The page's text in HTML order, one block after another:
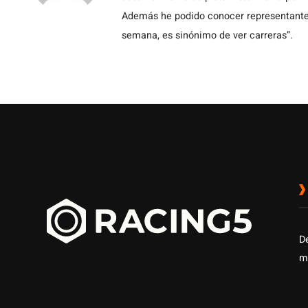
Además he podido conocer
semana, es sinónimo de ver carreras”.